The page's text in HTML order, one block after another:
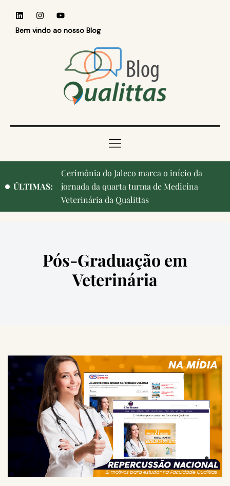
Bem vindo ao nosso Blog
ÚLTIMAS:
Cerimônia do Jaleco marca o início da
jornada da quarta turma de Medicina
Veterinária da Qualittas
Pós-Graduação em
Veterinária